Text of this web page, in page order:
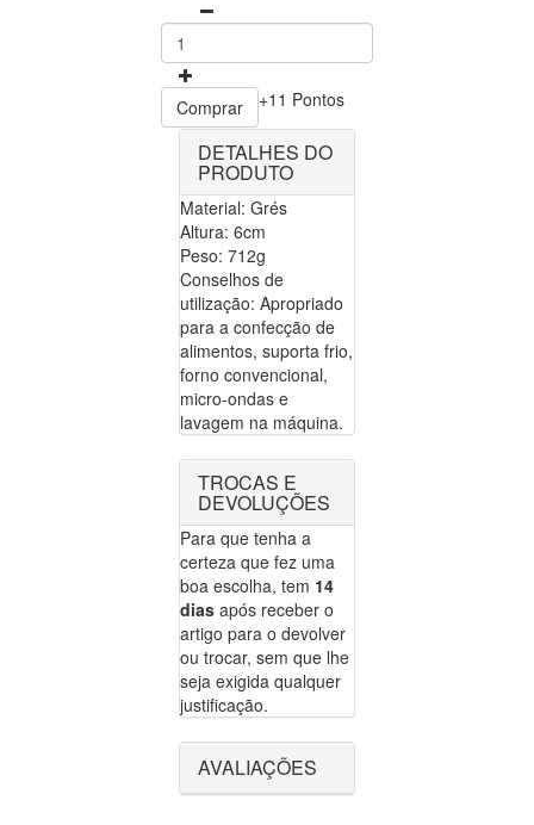
Comprar +11 Pontos
DETALHES DO
PRODUTO
Material: Grés
Altura: 6cm
Peso: 712g
Conselhos de
utilização: Apropriado
para a confecção de
alimentos, suporta frio,
forno convencional,
micro-ondas e
lavagem na máquina.
TROCAS E
DEVOLUÇÕES
Para que tenha a
certeza que fez uma
boa escolha, tem 14
dias após receber o
artigo para o devolver
ou trocar, sem que lhe
seja exigida qualquer
justificação.
AVALIAÇÕES